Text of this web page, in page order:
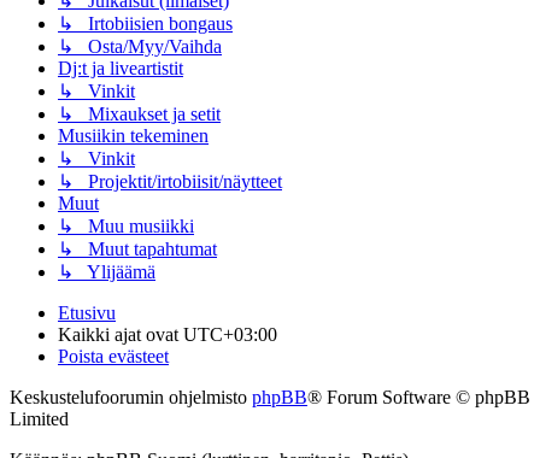
↳ Irtobiisien bongaus
↳ Osta/Myy/Vaihda
Dj:t ja liveartistit
↳ Vinkit
↳ Mixaukset ja setit
Musiikin tekeminen
↳ Vinkit
↳ Projektit/irtobiisit/näytteet
Muut
↳ Muu musiikki
↳ Muut tapahtumat
↳ Ylijäämä
Etusivu
Kaikki ajat ovat UTC+03:00
Poista evästeet
Keskustelufoorumin ohjelmisto phpBB® Forum Software © phpBB
Limited